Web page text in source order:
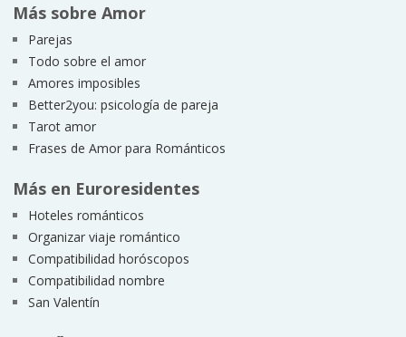
Más sobre Amor
Parejas
Todo sobre el amor
Amores imposibles
Better2you: psicología de pareja
Tarot amor
Frases de Amor para Románticos
Más en Euroresidentes
Hoteles románticos
Organizar viaje romántico
Compatibilidad horóscopos
Compatibilidad nombre
San Valentín